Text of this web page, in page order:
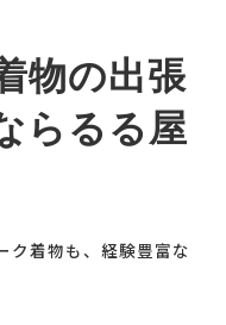
物の出張
らるる屋
ク着物も、経験豊富な